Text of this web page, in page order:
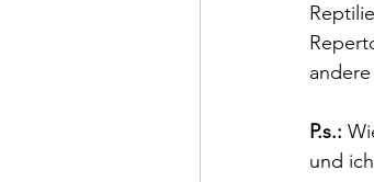
P.s.:
und